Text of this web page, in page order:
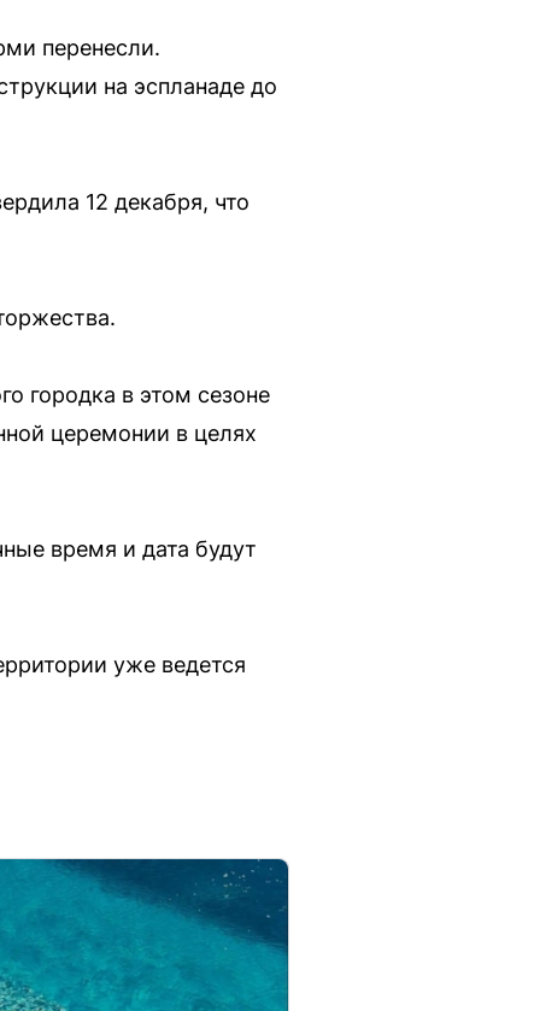
перенесли.
на эспланаде до
12 декабря, что
городка в этом сезоне
церемонии в целях
время и дата будут
уже ведется